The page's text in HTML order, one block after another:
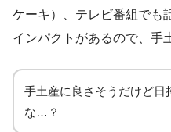
ケーキ）、テレビ番組でも
インパクトがあるので、手
手土産に良さそうだけど日
な…？